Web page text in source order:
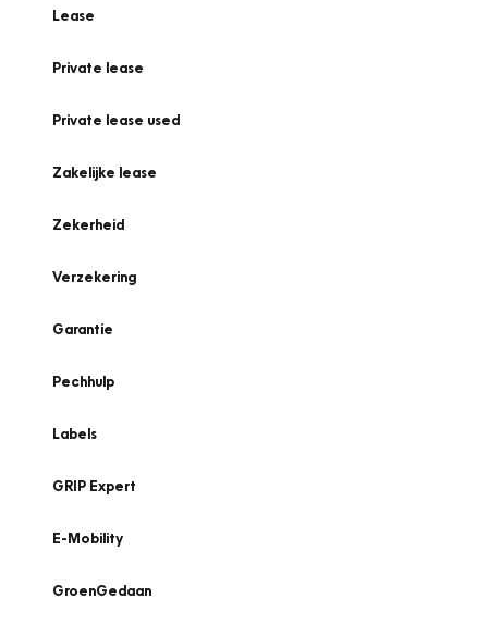
Lease
Private lease
Private lease used
Zakelijke lease
Zekerheid
Verzekering
Garantie
Pechhulp
Labels
GRIP Expert
E-Mobility
GroenGedaan